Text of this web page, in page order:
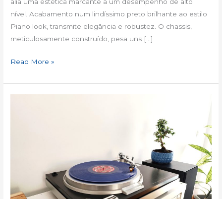
alia uma estética marcante a um desempenho de alto
nível. Acabamento num lindíssimo preto brilhante ao estilo
Piano look, transmite elegância e robustez. O chassis,
meticulosamente construído, pesa uns […]
Read More »
)